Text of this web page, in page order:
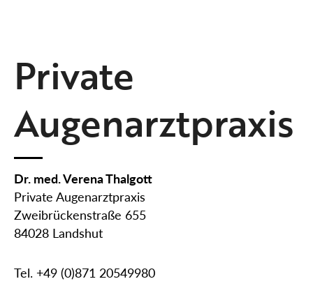
Private
Augenarztpraxis
Dr. med. Verena Thalgott
Private Augenarztpraxis
Zweibrückenstraße 655
84028 Landshut
Tel. +49 (0)871 20549980